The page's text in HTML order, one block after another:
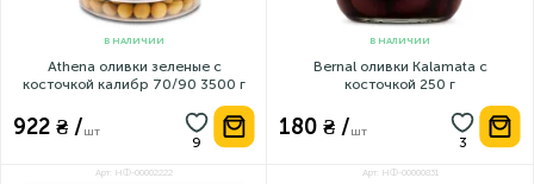
В НАЛИЧИИ
Athena оливки зеленые с
косточкой калибр 70/90 3500 г
922 ₴ /шт
В НАЛИЧИИ
Bernal оливки Kalamata с
косточкой 250 г
180 ₴ /шт
Арт: НФ-00002222 Арт: НФ-00000831